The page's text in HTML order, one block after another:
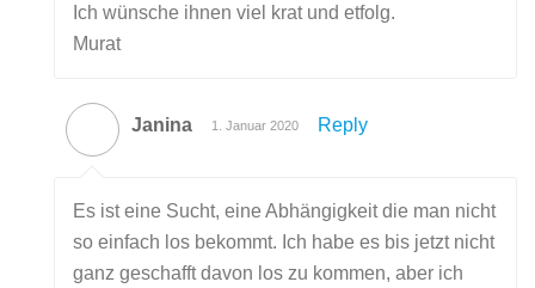
Ich wünsche ihnen viel krat und etfolg.
Murat
Janina 1. Januar 2020 Reply
Es ist eine Sucht, eine Abhängigkeit die man nicht
so einfach los bekommt. Ich habe es bis jetzt nicht
ganz geschafft davon los zu kommen, aber ich